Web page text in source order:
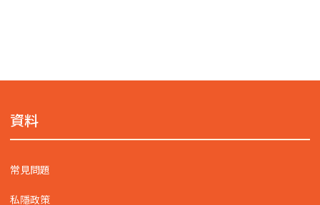
資料
常見問題
私隱政策